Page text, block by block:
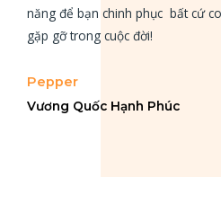
năng để bạn chinh phục bất cứ
gặp gỡ trong cuộc đời!
Pepper
Vương Quốc Hạnh Phúc